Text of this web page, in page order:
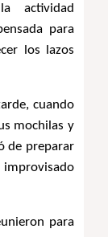
actividad
para
los lazos
cuando
mochilas y
de preparar
para